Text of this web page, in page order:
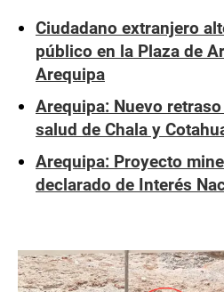
Ciudadano extranjero
público en la Plaza de
Arequipa
Arequipa: Nuevo
salud de Chala y
Arequipa: Proyecto
declarado de Interés